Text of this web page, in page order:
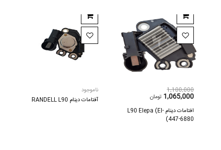
1,100,000
1,065,000 تومان
افتامات دينام L90 Elepa (El-
447-6880)
ناموجود
آفتامات دینام RANDELL L90